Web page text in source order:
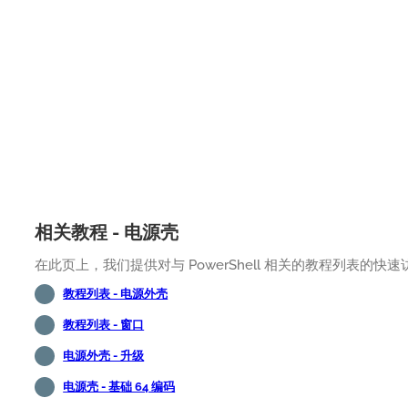
相关教程 - 电源壳
在此页上，我们提供对与 PowerShell 相关的教程列表的快速
教程列表 - 电源外壳
教程列表 - 窗口
电源外壳 - 升级
电源壳 - 基础 64 编码